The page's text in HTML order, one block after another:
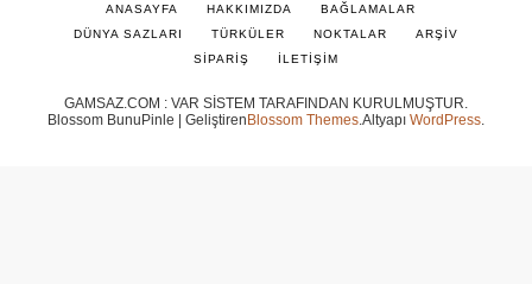
GAMSAZ.COM : VAR SİSTEM TARAFINDAN KURULMUŞTUR.
Blossom BunuPinle | GeliştirenBlossom Themes .Altyapı WordPress
ANASAYFA HAKKIMIZDA
BAĞLAMALAR
DÜNYA SAZLARI
TÜRKÜLER NOKTALAR
ARŞİV
SİPARİŞ
İLETİŞİM